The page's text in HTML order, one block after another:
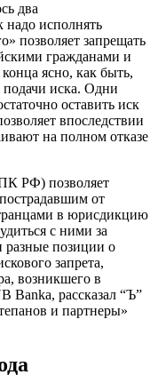
два
надо исполнять
позволяет запрещать
гражданами и
ясно, как быть,
подачи иска. Одни
оставить иск
впоследствии
на полном отказе
РФ) позволяет
от
в юрисдикцию
с ними за
разные позиции о
запрета,
возникшего в
Banka, рассказал “Ъ”
и партнеры»